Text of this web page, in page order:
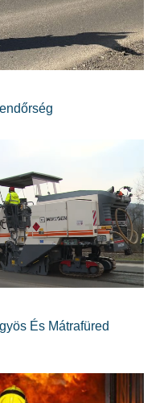
És Mátrafüred